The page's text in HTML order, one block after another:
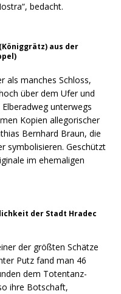
bedacht.
aus der
als manches Schloss,
über dem Ufer und
unterwegs
Kopien allegorischer
Bernhard Braun, die
symbolisieren. Geschützt
im ehemaligen
der Stadt Hradec
der größten Schätze
Putz fand man 46
dem Totentanz-
ihre Botschaft,